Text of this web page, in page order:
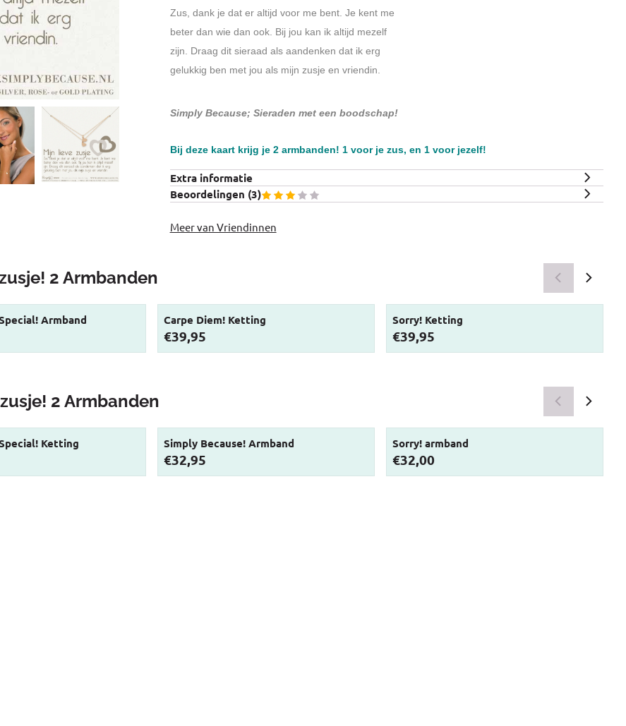
Zus, dank je dat er altijd voor me bent. Je kent me
beter dan wie dan ook. Bij jou kan ik altijd mezelf
zijn. Draag dit sieraad als aandenken dat ik erg
gelukkig ben met jou als mijn zusje en vriendin.
Simply Because; Sieraden met een boodschap!
Bij deze kaart krijg je 2 armbanden! 1 voor je zus, en 1 voor jezelf!
Extra informatie
Beoordelingen (3)
Meer van Vriendinnen
2 Armbanden
Armband Carpe Diem! Ketting
Prijs: 39,95
€39,95
Sorry! Ketting
Prijs: 39,95
€39,95
2 Armbanden
Ketting Simply Because! Armband
Prijs: 32,95
€32,95
Sorry! armband
Prijs: 32,00
€32,00